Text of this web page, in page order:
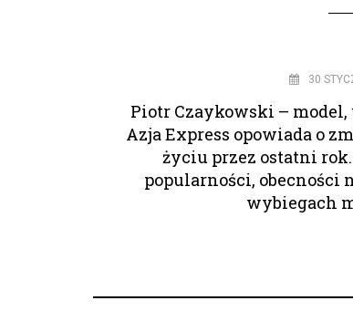
30
Piotr Czaykowski –
Azja Express opowiada o
życiu przez ostatni
popularności,
wybiegach